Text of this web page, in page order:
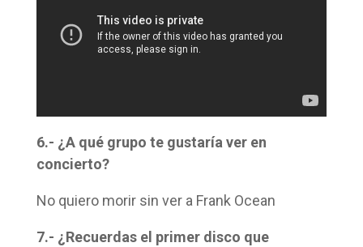
6.- ¿A qué grupo te gustaría ver en
concierto?
No quiero morir sin ver a Frank Ocean
7.- ¿Recuerdas el primer disco que